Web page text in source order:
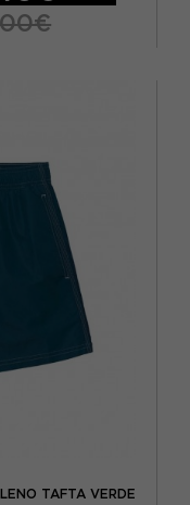
TAFTA VERDE